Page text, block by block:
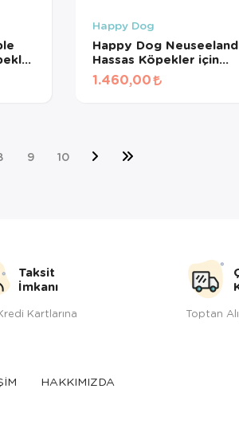
4
Happy Dog
Happy Dog Neuseeland
Hassas Köpekler için
Kuzu Etli ve Pirinçli
Yetişkin Köpek Maması
1.460,00
9 10
Taksit
İmkanı
Kartlarına Toptan
HAKKIMIZDA